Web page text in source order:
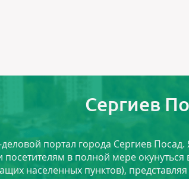
Сергиев
портал города Сергиев
посетителям в полной мере
населенных пунктов),